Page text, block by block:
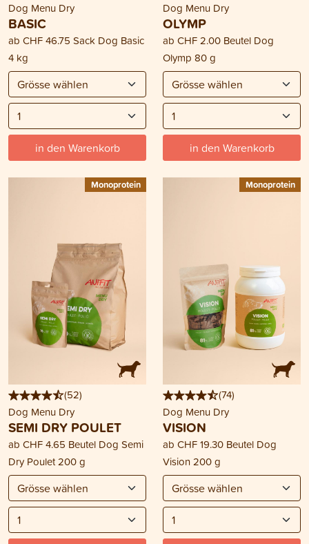
Dog Menu Dry
BASIC
ab CHF 46.75 Sack Dog Basic
4 kg
in den Warenkorb
Dog Menu Dry
OLYMP
ab CHF 2.00 Beutel Dog
Olymp 80 g
in den Warenkorb
Monoprotein
(52)
Dog Menu Dry
SEMI DRY POULET
ab CHF 4.65 Beutel Dog Semi
Dry Poulet 200 g
Monoprotein
(74)
Dog Menu Dry
VISION
ab CHF 19.30 Beutel Dog
Vision 200 g